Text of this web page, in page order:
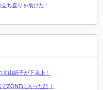
ち直りを助けた！
山紙子が下克上！
ZONEに入った話！